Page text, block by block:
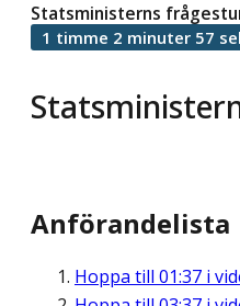
Statsministerns
1 timme 2 minuter 57
Anförandelista
Hoppa till 01:37 i